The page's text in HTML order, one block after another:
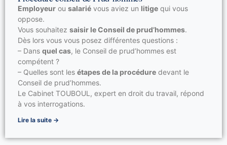
Licenciement pour insuffisance professionnelle
Licenciement pour motif personnel
Employeur ou salarié vous aviez un litige qui vous
oppose.
Vous souhaitez saisir le Conseil de prud’hommes.
Dès lors vous vous posez différentes questions :
– Dans quel cas, le Conseil de prud’hommes est
compétent ?
– Quelles sont les étapes de la procédure devant le
Conseil de prud’hommes.
Le Cabinet TOUBOUL, expert en droit du travail, répond
à vos interrogations.
Lire la suite →